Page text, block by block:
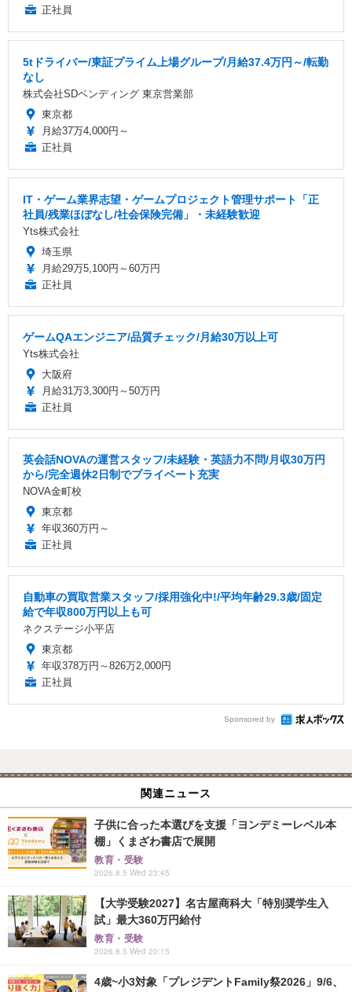
正社員
5tドライバー/東証プライム上場グループ/月給37.4万円～/転勤
なし
株式会社SDベンディング 東京営業部
東京都
月給37万4,000円～
正社員
IT・ゲーム業界志望・ゲームプロジェクト管理サポート「正
社員/残業ほぼなし/社会保険完備」・未経験歓迎
Yts株式会社
埼玉県
月給29万5,100円～60万円
正社員
ゲームQAエンジニア/品質チェック/月給30万以上可
Yts株式会社
大阪府
月給31万3,300円～50万円
正社員
英会話NOVAの運営スタッフ/未経験・英語力不問/月収30万円
から/完全週休2日制でプライベート充実
NOVA金町校
東京都
年収360万円～
正社員
自動車の買取営業スタッフ/採用強化中!/平均年齢29.3歳/固定
給で年収800万円以上も可
ネクステージ小平店
東京都
年収378万円～826万2,000円
正社員
Sponsored by
関連ニュース
子供に合った本選びを支援「ヨンデミーレベル本
棚」くまざわ書店で展開
教育・受験
2026.8.5 Wed 23:45
【大学受験2027】名古屋商科大「特別奨学生入
試」最大360万円給付
教育・受験
2026.8.5 Wed 20:15
4歳~小3対象「プレジデントFamily祭2026」9/6、